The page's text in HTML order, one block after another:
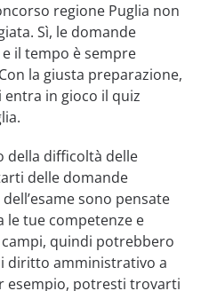
regione Puglia non
Sì, le domande
il tempo è sempre
la giusta preparazione,
in gioco il quiz
della difficoltà delle
delle domande
sono pensate
le tue competenze e
quindi potrebbero
diritto amministrativo a
esempio, potresti trovarti